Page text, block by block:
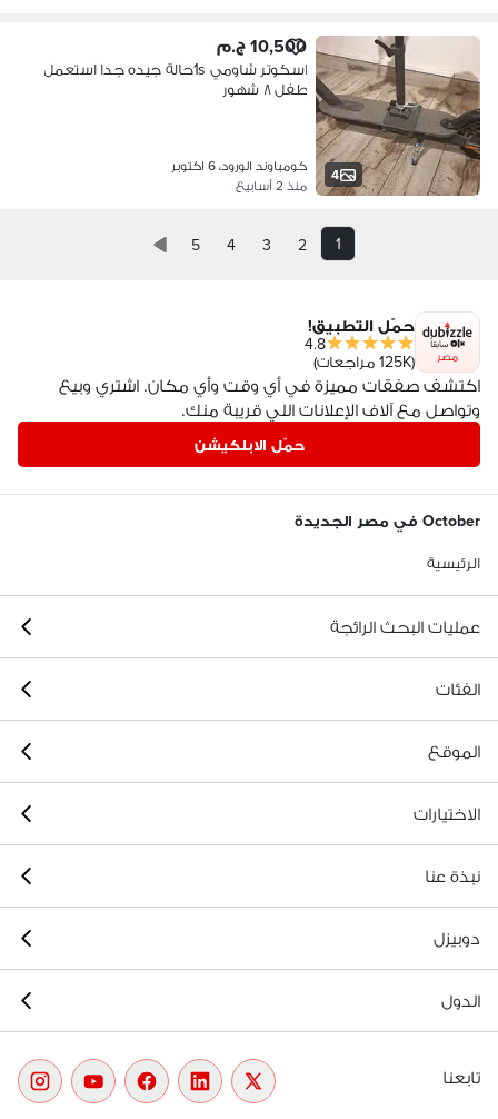
4
10,500 ج.م
اسكوتر شاومي 1sحالة جيده جدا استعمل
طفل ٨ شهور
كومباوند الورود، 6 اكتوبر
منذ 2 أسابيع
1
2
3
4
5
مصر
حمّل التطبيق!
4.8
(125K مراجعات)
اكتشف صفقات مميزة في أي وقت وأي مكان. اشتري وبيع
وتواصل مع آلاف الإعلانات اللي قريبة منك.
حمّل الابلكيشن
October في مصر الجديدة
الرئيسية
عمليات البحث الرائجة
الفئات
الموقع
الاختيارات
نبذة عنا
دوبيزل
الدول
تابعنا